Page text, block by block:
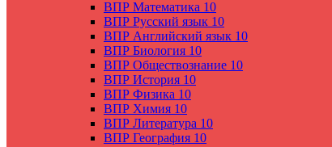
ВПР Математика 10
ВПР Русский язык 10
ВПР Английский язык 10
ВПР Биология 10
ВПР Обществознание 10
ВПР История 10
ВПР Физика 10
ВПР Химия 10
ВПР Литература 10
ВПР География 10